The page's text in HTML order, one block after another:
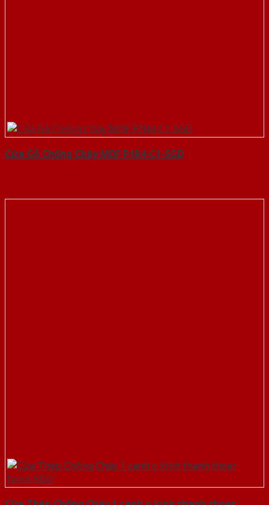
Cửa Gỗ Chống Cháy MDF P1R4-C1-SGD